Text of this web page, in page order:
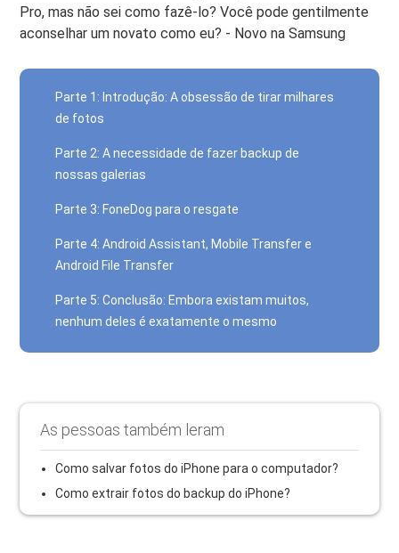
Pro, mas não sei como fazê-lo? Você pode gentilmente
aconselhar um novato como eu? - Novo na Samsung
Parte 1: Introdução: A obsessão de tirar milhares
de fotos
Parte 2: A necessidade de fazer backup de
nossas galerias
Parte 3: FoneDog para o resgate
Parte 4: Android Assistant, Mobile Transfer e
Android File Transfer
Parte 5: Conclusão: Embora existam muitos,
nenhum deles é exatamente o mesmo
As pessoas também leram
Como salvar fotos do iPhone para o computador?
Como extrair fotos do backup do iPhone?